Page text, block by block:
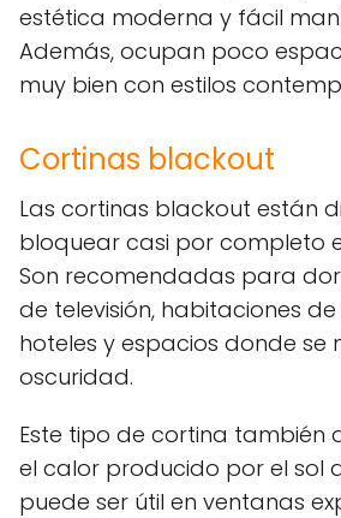
estética moderna y fácil
Además, ocupan poco
muy bien con estilos
Cortinas blackout
Las cortinas blackout están
bloquear casi por completo
Son recomendadas para
de televisión, habitaciones
hoteles y espacios donde se
oscuridad.
Este tipo de cortina también
el calor producido por el sol
puede ser útil en ventanas